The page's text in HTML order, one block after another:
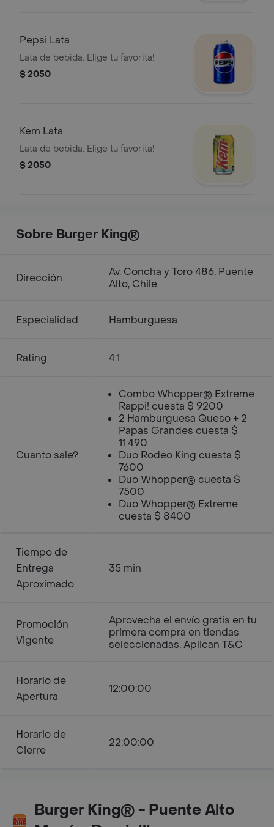
Pepsi Lata
Lata de bebida. Elige tu favorita!
$ 2050
Kem Lata
Lata de bebida. Elige tu favorita!
$ 2050
Sobre Burger King®
Dirección
Av. Concha y Toro 486, Puente
Alto, Chile
Especialidad Hamburguesa
Rating 4.1
Cuanto sale?
Combo Whopper® Extreme
Rappi! cuesta $ 9200
2 Hamburguesa Queso + 2
Papas Grandes cuesta $
11.490
Duo Rodeo King cuesta $
7600
Duo Whopper® cuesta $
7500
Duo Whopper® Extreme
cuesta $ 8400
Tiempo de
Entrega
Aproximado
35 min
Promoción
Vigente
Aprovecha el envío gratis en tu
primera compra en tiendas
seleccionadas. Aplican T&C
Horario de
Apertura
12:00:00
Horario de
Cierre
22:00:00
Burger King® - Puente Alto